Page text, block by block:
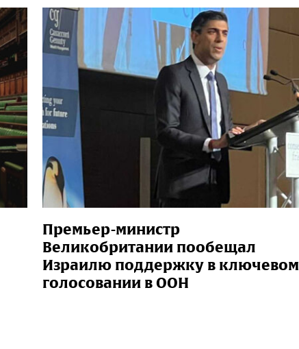
Премьер-министр
Великобритании пообещал
Израилю поддержку в ключевом
голосовании в ООН